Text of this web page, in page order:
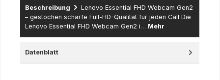
Beschreibung
Lenovo Essential FHD Webcam Gen2
– gestochen scharfe Full-HD-Qualität für jeden Call Die
Lenovo Essential FHD Webcam Gen2 i… Mehr
Datenblatt